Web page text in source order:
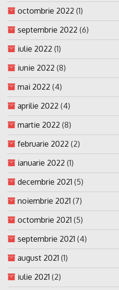
octombrie 2022 (1)
septembrie 2022 (6)
iulie 2022 (1)
iunie 2022 (8)
mai 2022 (4)
aprilie 2022 (4)
martie 2022 (8)
februarie 2022 (2)
ianuarie 2022 (1)
decembrie 2021 (5)
noiembrie 2021 (7)
octombrie 2021 (5)
septembrie 2021 (4)
august 2021 (1)
iulie 2021 (2)